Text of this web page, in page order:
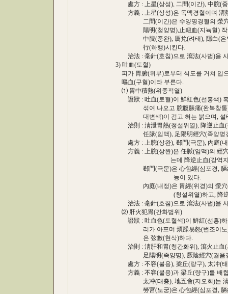
處方 : 上星(상성), 二間(이간), 中脘(중
方義 : 上星(상성)은 독맥경혈이며 淸熱
二間(이간)은 수양명경혈의 滎穴(형
陽明(청양명),止衄血(지뉵혈) 작용
中脘(중완), 厲兌(려태), 隱白(은백)은
行(하행)시킨다.
治法 : 毫針(호침)으로 瀉法(사법)을 사
3) 吐血(토혈)
피가 胃腑(위부)로부터 식도를 거쳐 입으
嘔血(구혈)이라 부른다.
⑴ 胃中積熱(위중적열)
證狀 : 吐血(토혈)이 鮮紅色(선홍색) 혹
섞여 나오고 脘腹脹痛(완복창통), 口
대변색)이 검고 혀는 붉으며, 설태는
治則 : 淸泄胃熱(청설위열), 降逆止血(
任脈(임맥), 足陽明經穴(족양명경
處方 : 上脘(상완), 郄門(극문), 內庭(내
方義 : 上脘(상완)은 任脈(임맥)의 經穴(
는데 降逆止血(강역지혈)
郄門(극문)은 心包經(심포경, 膈經(격
능이 있다.
內庭(내정)은 胃經(위경)의 滎穴(형혈
(청설위열)하고, 降逆止血(
治法 : 毫針(호침)으로 瀉法(사법)을 사
⑵ 肝火犯胃(간화범위)
證狀 : 吐血色(토혈색)이 鮮紅(선홍)하거
리가 아프며 煩躁易怒(번조이노)하고
은 弦數(현삭)하다.
治則 : 淸肝和胃(청간화위), 瀉火止血(
足陽明(족양명), 厥陰經穴(궐음경혈
處方 : 不容(불용), 梁丘(량구), 太冲(태
方義 : 不容(불용)과 梁丘(량구)를 배합
太冲(태충), 地五會(지오회)는 淸肝瀉
勞宮(노궁)은 心包經(심포경, 膈經)의